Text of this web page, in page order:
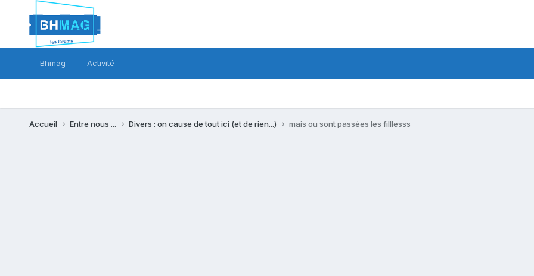
Bhmag Activité
Accueil Entre nous ... Divers : on cause de tout ici (et de rien...) mais ou sont passées les filllesss